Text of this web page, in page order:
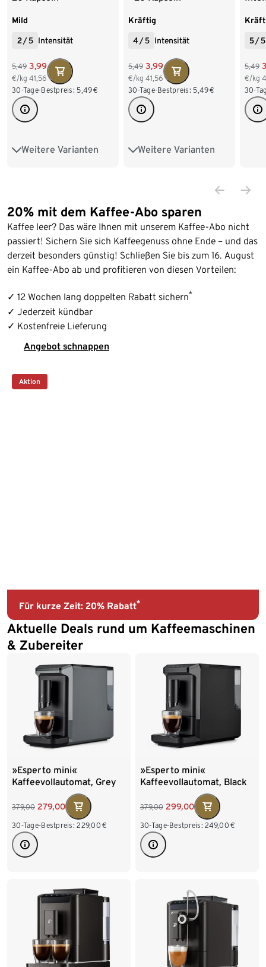
Mild
2/ 5 Intensität
5,49 3,99
€/kg 41,56
30-Tage-Bestpreis: 5,49€
Weitere Varianten
20 Kapseln
Kräftig
4/5 Intensität
5,49 3,99
€/kg 41,56
30-Tage-Bestpreis: 5,49€
Weitere Varianten
20 Kapseln
5/5
5,49
€/kg
30-
20% mit dem Kaffee-Abo sparen
Kaffee leer? Das wäre Ihnen mit unserem Kaffee-Abo nicht
passiert! Sichern Sie sich Kaffeegenuss ohne Ende – und das
derzeit besonders günstig! Schließen Sie bis zum 16. August
ein Kaffee-Abo ab und profitieren von diesen Vorteilen:
✓ 12 Wochen lang doppelten Rabatt sichern*
✓ Jederzeit kündbar
✓ Kostenfreie Lieferung
Angebot schnappen
Aktion
Für kurze Zeit: 20% Rabatt*
Aktuelle Deals rund um Kaffeemaschinen
& Zubereiter
»Esperto mini«
Kaffeevollautomat, Grey
379,00 279,00
30-Tage-Bestpreis: 229,00 €
»Esperto mini«
Kaffeevollautomat, Black
379,00 299,00
30-Tage-Bestpreis: 249,00 €